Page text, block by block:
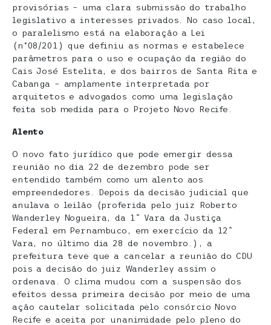
provisórias – uma clara submissão do trabalho
legislativo a interesses privados. No caso local,
o paralelismo está na elaboração a Lei
(n°08/201) que definiu as normas e estabelece
parâmetros para o uso e ocupação da região do
Cais José Estelita, e dos bairros de Santa Rita e
Cabanga – amplamente interpretada por
arquitetos e advogados como uma legislação
feita sob medida para o Projeto Novo Recife.
Alento
O novo fato jurídico que pode emergir dessa
reunião no dia 22 de dezembro pode ser
entendido também como um alento aos
empreendedores. Depois da decisão judicial que
anulava o leilão (proferida pelo juiz Roberto
Wanderley Nogueira, da 1ª Vara da Justiça
Federal em Pernambuco, em exercício da 12ª
Vara, no último dia 28 de novembro.), a
prefeitura teve que a cancelar a reunião do CDU
pois a decisão do juiz Wanderley assim o
ordenava. O clima mudou com a suspensão dos
efeitos dessa primeira decisão por meio de uma
ação cautelar solicitada pelo consórcio Novo
Recife e aceita por unanimidade pelo pleno do